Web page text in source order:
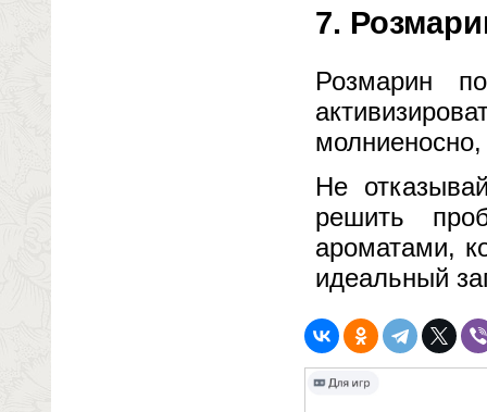
7.
Розмарин
Не
решить
ароматами,
идеальный